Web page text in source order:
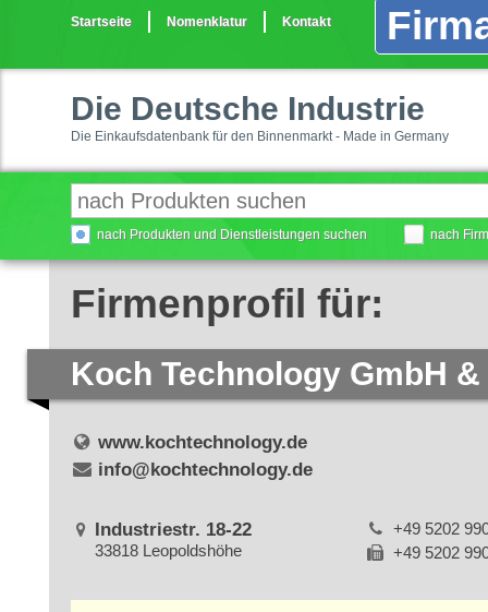
Startseite Nomenklatur Kontakt
Die Deutsche Industrie
Die Einkaufsdatenbank für den Binnenmarkt - Made in Germany
nach Produkten und Dienstleistungen suchen nach
Firmenprofil für:
Koch Technology GmbH &
www.kochtechnology.de
info@kochtechnology.de
Industriestr. 18-22
33818 Leopoldshöhe
+49 5202
+49 5202